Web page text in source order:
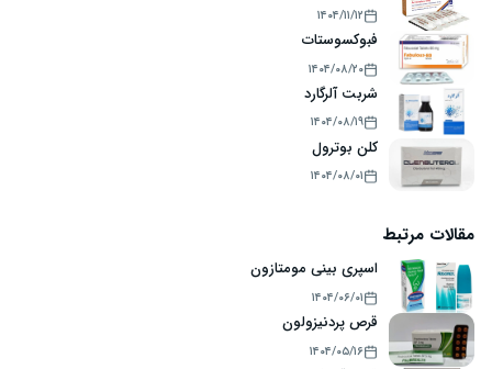
۱۴۰۴/۱۱/۱۲
فبوکسوستات
۱۴۰۴/۰۸/۲۰
شربت آلرگارد
۱۴۰۴/۰۸/۱۹
کلن بوترول
۱۴۰۴/۰۸/۰۱
مقالات مرتبط
اسپری بینی مومتازون
۱۴۰۴/۰۶/۰۱
قرص پردنیزولون
۱۴۰۴/۰۵/۱۶